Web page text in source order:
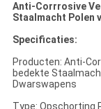
Anti-Corrrosive
Staalmacht Polen
Specificaties:
Producten: Anti-
bedekte
Dwarswapens
Type: Opschorting